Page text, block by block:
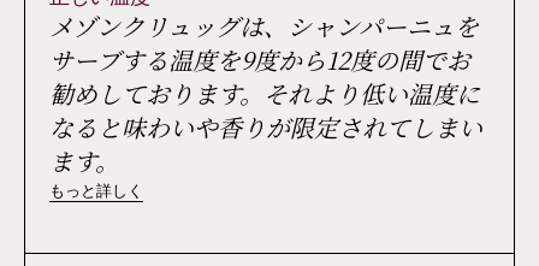
メゾンクリュッグは、シャンパーニュを
サーブする温度を9度から12度の間でお
勧めしております。それより低い温度に
なると味わいや香りが限定されてしまい
ます。
もっと詳しく